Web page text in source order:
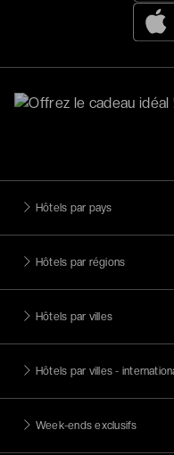
Hôtels par pays
Hôtels par régions
Hôtels par villes
Hôtels par villes -
Week-ends exclusifs